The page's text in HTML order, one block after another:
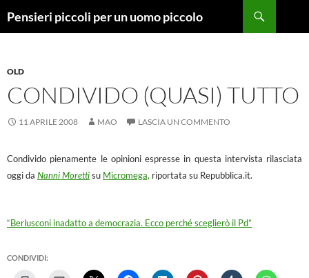
Pensieri piccoli per un uomo piccolo
OLD
CONDIVIDO (QUASI) TUTTO
11 APRILE 2008 MAO LASCIA UN COMMENTO
Condivido pienamente le opinioni espresse in questa intervista rilasciata
oggi da Nanni Morettisu Micromega, riportata su Repubblica.it.
“Berlusconi inadatto a democrazia. Ecco perché sceglierò il Pd”
CONDIVIDI: